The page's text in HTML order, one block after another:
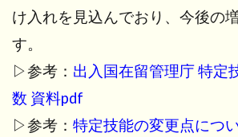
5
受
れ
企
業
の
要
け入れを見込んでおり、今後の
す。
▷参考： 出入国在留管理庁 特定
数 資料pdf
▷参考： 特定技能の変更点につ